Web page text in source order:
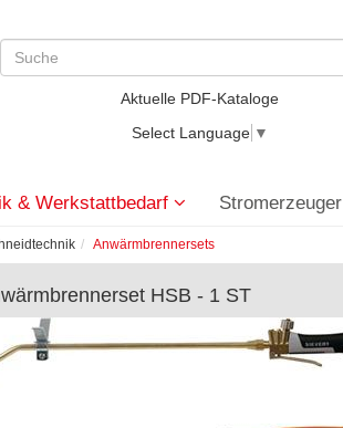
Aktuelle PDF-Kataloge
Select Language ▼
& Werkstattbedarf Stromerzeuger
Anwärmbrennersets
HSB - 1 ST